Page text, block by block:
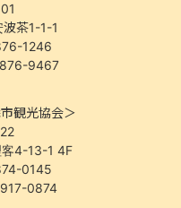
茶1-1-1
1246
9467
観光協会＞
4-13-1 4F
0145
0874